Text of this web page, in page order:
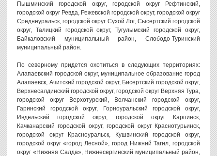
Пышминский городской округ, городской округ Рефтинский,
городской округ Ревда, Режевской городской округ, городской округ
Среднеуральск, городской округ Сухой Лог, Сысертский городской
округ, Талицкий городской округ, Тугулымский городской округ,
Байкаловский муниципальный район, Слободо-Туринский
муниципальный район.
По северному придется охотиться в следующих территориях:
Алапаевский городской округ, муниципальное образование город
Алапаевск, Ачитский городской округ, Бисертский городской округ,
Верхнесалдинский городской округ, городской округ Верхняя Тура,
городской округ Верхотурский, Волчанский городской округ,
Гаринский городской округ, Горноуральский городской округ,
Ивдельский городской округ, городской округ Карпинск,
Качканарский городской округ, городской округ Краснотурьинск,
городской округ Красноуральск, Кушвинский городской округ,
городской округ «город Лесной», город Нижний Тагил, городской
округ «Нижняя Салда», Нижнесергинский муниципальный район,